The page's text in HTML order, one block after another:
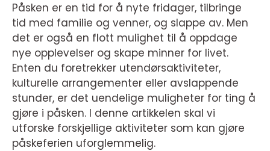
Påsken er en tid for å nyte fridager, tilbringe
tid med familie og venner, og slappe av. Men
det er også en flott mulighet til å oppdage
nye opplevelser og skape minner for livet.
Enten du foretrekker utendørsaktiviteter,
kulturelle arrangementer eller avslappende
stunder, er det uendelige muligheter for ting å
gjøre i påsken. I denne artikkelen skal vi
utforske forskjellige aktiviteter som kan gjøre
påskeferien uforglemmelig.